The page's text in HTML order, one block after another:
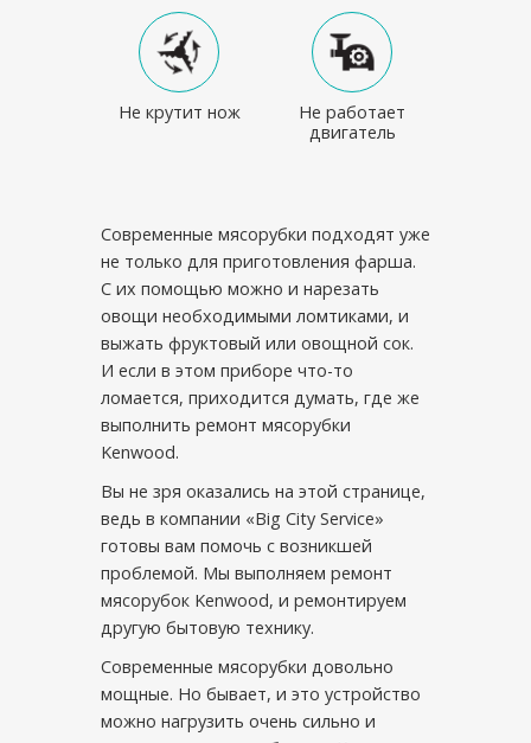
Не крутит нож
Не работает
двигатель
Современные мясорубки подходят уже
не только для приготовления фарша.
С их помощью можно и нарезать
овощи необходимыми ломтиками, и
выжать фруктовый или овощной сок.
И если в этом приборе что-то
ломается, приходится думать, где же
выполнить ремонт мясорубки
Kenwood.
Вы не зря оказались на этой странице,
ведь в компании «Big City Service»
готовы вам помочь с возникшей
проблемой. Мы выполняем ремонт
мясорубок Kenwood, и ремонтируем
другую бытовую технику.
Современные мясорубки довольно
мощные. Но бывает, и это устройство
можно нагрузить очень сильно и